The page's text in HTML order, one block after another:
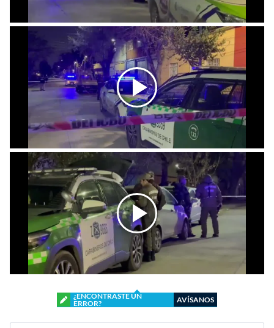
¿ENCONTRASTE UN
ERROR?
AVÍSANOS